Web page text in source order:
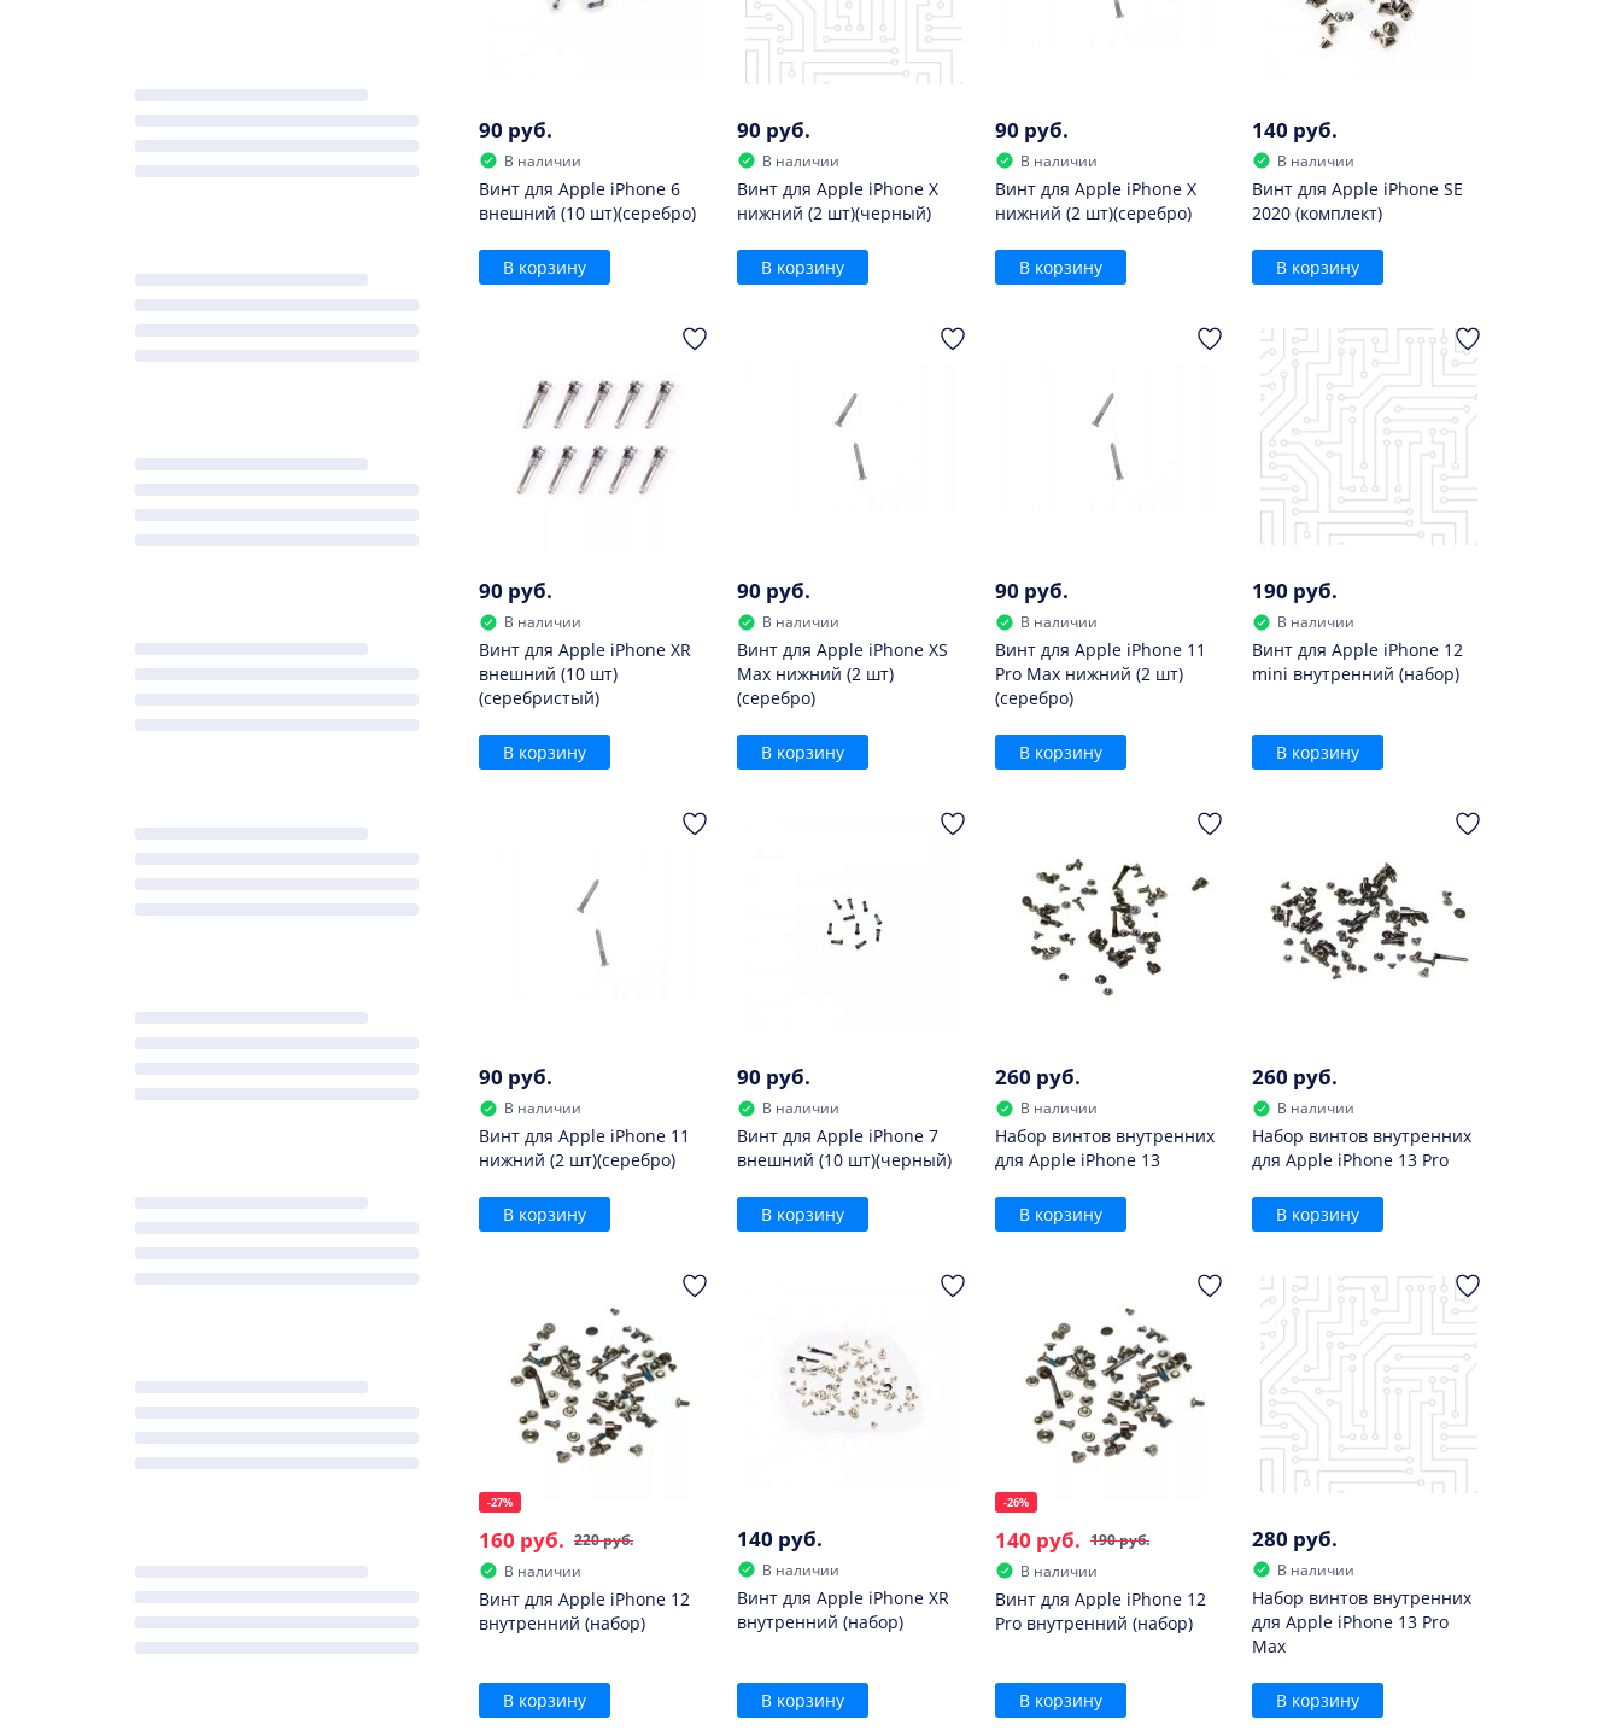
90 руб.
В наличии
Винт для Apple iPhone 6
внешний (10 шт)(серебро)
В корзину
90 руб.
В наличии
Винт для Apple iPhone X
нижний (2 шт)(черный)
В корзину
90 руб.
В наличии
Винт для Apple iPhone X
нижний (2 шт)(серебро)
В корзину
140 руб.
В наличии
Винт для Apple iPhone SE
2020 (комплект)
В корзину
90 руб.
В наличии
Винт для Apple iPhone XR
внешний (10 шт)
(серебристый)
В корзину
90 руб.
В наличии
Винт для Apple iPhone XS
Max нижний (2 шт)
(серебро)
В корзину
90 руб.
В наличии
Винт для Apple iPhone 11
Pro Max нижний (2 шт)
(серебро)
В корзину
190 руб.
В наличии
Винт для Apple iPhone 12
mini внутренний (набор)
В корзину
90 руб.
В наличии
Винт для Apple iPhone 11
нижний (2 шт)(серебро)
В корзину
90 руб.
В наличии
Винт для Apple iPhone 7
внешний (10 шт)(черный)
В корзину
260 руб.
В наличии
Набор винтов внутренних
для Apple iPhone 13
В корзину
260 руб.
В наличии
Набор винтов внутренних
для Apple iPhone 13 Pro
В корзину
-27%
220 руб.
160 руб.
В наличии
Винт для Apple iPhone 12
внутренний (набор)
В корзину
140 руб.
В наличии
Винт для Apple iPhone XR
внутренний (набор)
В корзину
-26%
190 руб.
140 руб.
В наличии
Винт для Apple iPhone 12
Pro внутренний (набор)
В корзину
280 руб.
В наличии
Набор винтов внутренних
для Apple iPhone 13 Pro
Max
В корзину